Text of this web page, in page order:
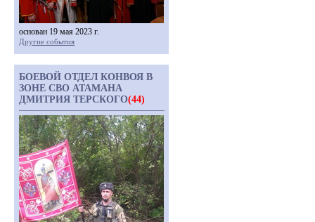
основан 19 мая 2023 г.
Другие события
БОЕВОЙ ОТДЕЛ КОНВОЯ В
ЗОНЕ СВО АТАМАНА
ДМИТРИЯ ТЕРСКОГО(44)